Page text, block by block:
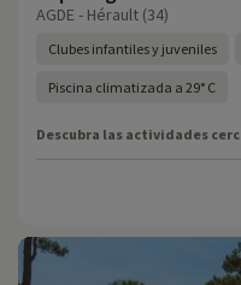
AGDE - Hérault (34)
Clubes infantiles y juveniles
Piscina climatizada a 29° C
Descubra las actividades